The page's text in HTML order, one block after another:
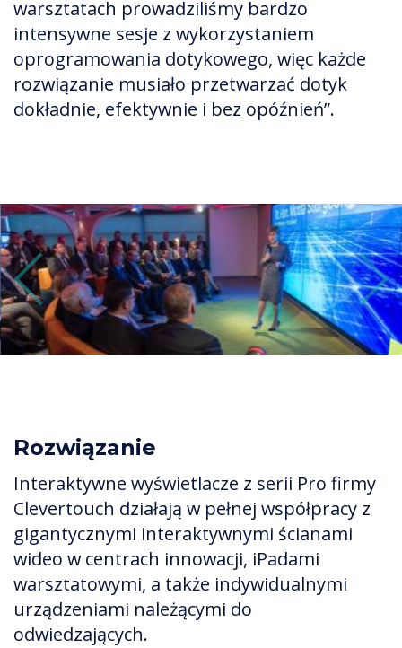
warsztatach prowadziliśmy bardzo
intensywne sesje z wykorzystaniem
oprogramowania dotykowego, więc każde
rozwiązanie musiało przetwarzać dotyk
dokładnie, efektywnie i bez opóźnień”.
Previous Next
Rozwiązanie
Interaktywne wyświetlacze z serii Pro firmy
Clevertouch działają w pełnej współpracy z
gigantycznymi interaktywnymi ścianami
wideo w centrach innowacji, iPadami
warsztatowymi, a także indywidualnymi
urządzeniami należącymi do
odwiedzających.